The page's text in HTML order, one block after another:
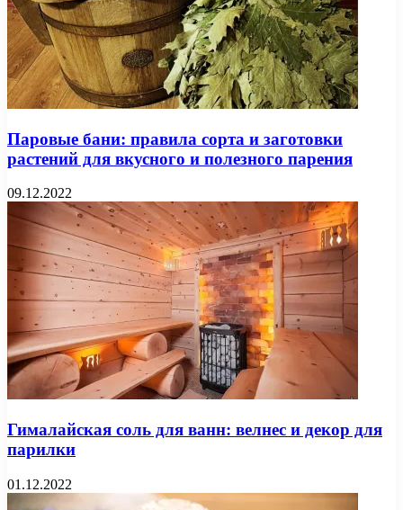
Паровые бани: правила сорта и заготовки
растений для вкусного и полезного парения
09.12.2022
Гималайская соль для ванн: велнес и декор для
парилки
01.12.2022